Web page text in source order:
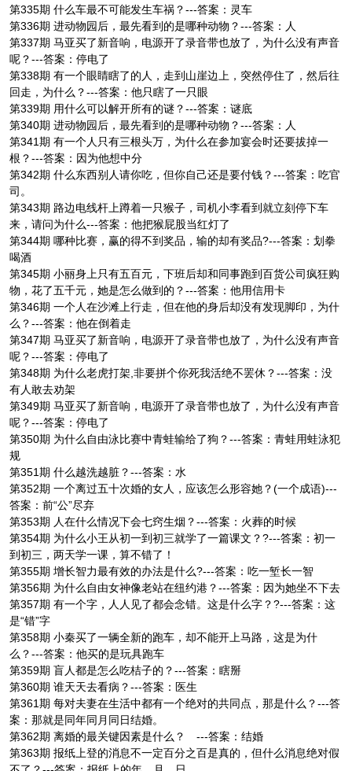
第335期 什么车最不可能发生车祸？---答案：灵车
第336期 进动物园后，最先看到的是哪种动物？---答案：人
第337期 马亚买了新音响，电源开了录音带也放了，为什么没有声音
呢？---答案：停电了
第338期 有一个眼睛瞎了的人，走到山崖边上，突然停住了，然后往
回走，为什么？---答案：他只瞎了一只眼
第339期 用什么可以解开所有的谜？---答案：谜底
第340期 进动物园后，最先看到的是哪种动物？---答案：人
第341期 有一个人只有三根头万，为什么在参加宴会时还要拔掉一
根？---答案：因为他想中分
第342期 什么东西别人请你吃，但你自己还是要付钱？---答案：吃官
司。
第343期 路边电线杆上蹲着一只猴子，司机小李看到就立刻停下车
来，请问为什么---答案：他把猴屁股当红灯了
第344期 哪种比赛，赢的得不到奖品，输的却有奖品?---答案：划拳
喝酒
第345期 小丽身上只有五百元，下班后却和同事跑到百货公司疯狂购
物，花了五千元，她是怎么做到的？---答案：他用信用卡
第346期 一个人在沙滩上行走，但在他的身后却没有发现脚印，为什
么？---答案：他在倒着走
第347期 马亚买了新音响，电源开了录音带也放了，为什么没有声音
呢？---答案：停电了
第348期 为什么老虎打架,非要拼个你死我活绝不罢休？---答案：没
有人敢去劝架
第349期 马亚买了新音响，电源开了录音带也放了，为什么没有声音
呢？---答案：停电了
第350期 为什么自由泳比赛中青蛙输给了狗？---答案：青蛙用蛙泳犯
规
第351期 什么越洗越脏？---答案：水
第352期 一个离过五十次婚的女人，应该怎么形容她？(一个成语)---
答案：前“公”尽弃
第353期 人在什么情况下会七窍生烟？---答案：火葬的时候
第354期 为什么小王从初一到初三就学了一篇课文？?---答案：初一
到初三，两天学一课，算不错了！
第355期 增长智力最有效的办法是什么?---答案：吃一堑长一智
第356期 为什么自由女神像老站在纽约港？---答案：因为她坐不下去
第357期 有一个字，人人见了都会念错。这是什么字？?---答案：这
是“错”字
第358期 小秦买了一辆全新的跑车，却不能开上马路，这是为什
么？---答案：他买的是玩具跑车
第359期 盲人都是怎么吃桔子的？---答案：瞎掰
第360期 谁天天去看病？---答案：医生
第361期 每对夫妻在生活中都有一个绝对的共同点，那是什么？---答
案：那就是同年同月同日结婚。
第362期 离婚的最关键因素是什么？ ---答案：结婚
第363期 报纸上登的消息不一定百分之百是真的，但什么消息绝对假